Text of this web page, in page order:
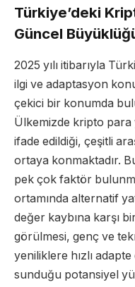
Türkiye’deki
Güncel
2025 yılı itibarıyla
ilgi ve adaptasyon
çekici bir konumda
Ülkemizde kripto para
ifade edildiği, çeşitli
ortaya konmaktadır.
pek çok faktör
ortamında alternatif
değer kaybına karşı
görülmesi, genç ve
yeniliklere hızlı
sunduğu potansiyel